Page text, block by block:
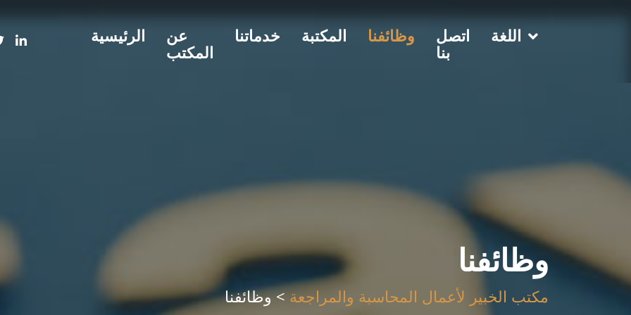
الرئيسية
عن
المكتب
خدماتنا المكتبة وظائفنا
اتصل
بنا
اللغة
وظائفنا
مكتب الخبير لأعمال المحاسبة والمراجعة>وظائفنا